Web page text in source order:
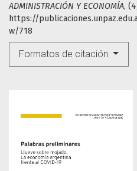
ADMINISTRACIÓN Y ECONOMÍA,
https://
w/718
Formatos de citación